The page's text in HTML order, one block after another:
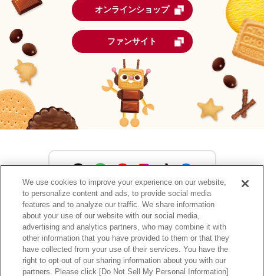
オンラインショップ
ファンサイト
森永製菓公式アカウント一覧
サイトマップ RSSの配信について
プライバシーポリシー
ウェブアクセシビリティ
ご利用規約 リンク
We use cookies to improve your experience on our website,
to personalize content and ads, to provide social media
features and to analyze our traffic. We share information
about your use of our website with our social media,
advertising and analytics partners, who may combine it with
other information that you have provided to them or that they
have collected from your use of their services. You have the
right to opt-out of our sharing information about you with our
partners. Please click [Do Not Sell My Personal Information]